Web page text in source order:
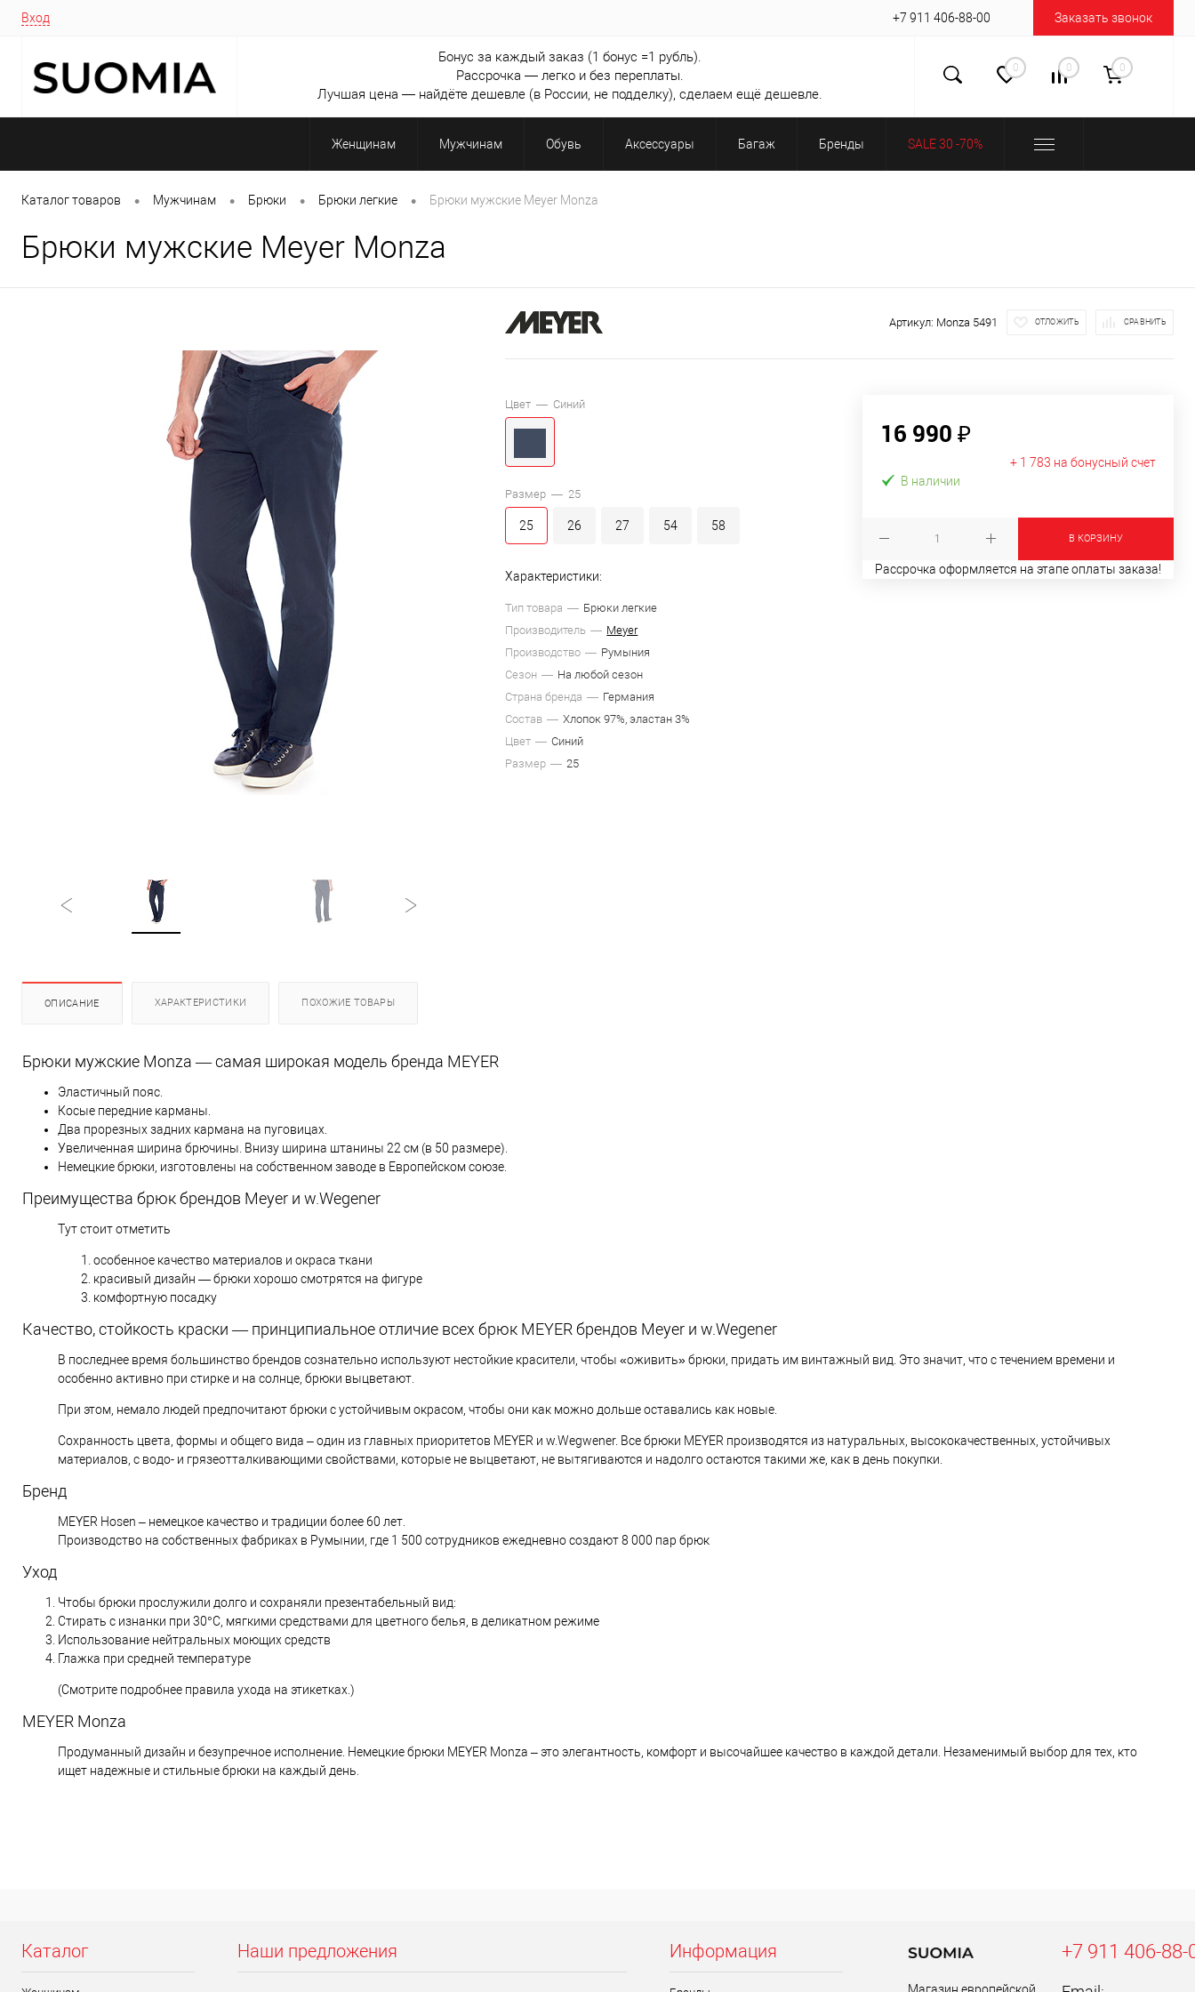
Вход +7 911 406-88-00 Заказать звонок
Бонус за каждый заказ (1 бонус =1 рубль).
Рассрочка — легко и без переплаты.
Лучшая цена — найдёте дешевле (в России, не подделку), сделаем ещё дешевле.
0 0 0
Женщинам Мужчинам Обувь Аксессуары Багаж Бренды SALE 30 -70%
Каталог товаров • Мужчинам • Брюки • Брюки легкие • Брюки мужские Meyer Monza
Брюки мужские Meyer Monza
Артикул: Monza 5491 ОТЛОЖИТЬ СРАВНИТЬ
Цвет — Синий
Размер —25
25 26 27 54 58
Характеристики:
Тип товара
Брюки легкие
Производитель
Meyer
Производство
Румыния
Сезон
На любой сезон
Страна бренда
Германия
Состав
Хлопок 97%, эластан 3%
Цвет
Синий
Размер
25
16 990 ₽
+ 1 783 на бонусный счет
В наличии
В КОРЗИНУ
Рассрочка оформляется на этапе оплаты заказа!
ОПИСАНИЕ ХАРАКТЕРИСТИКИ ПОХОЖИЕ ТОВАРЫ
Брюки мужские Monza — самая широкая модель бренда MEYER
Эластичный пояс.
Косые передние карманы.
Два прорезных задних кармана на пуговицах.
Увеличенная ширина брючины. Внизу ширина штанины 22 см (в 50 размере).
Немецкие брюки, изготовлены на собственном заводе в Европейском союзе.
Преимущества брюк брендов Meyer и w.Wegener
Тут стоит отметить
особенное качество материалов и окраса ткани
красивый дизайн — брюки хорошо смотрятся на фигуре
комфортную посадку
Качество, стойкость краски — принципиальное отличие всех брюк MEYER брендов Meyer и w.Wegener
В последнее время большинство брендов сознательно используют нестойкие красители, чтобы «оживить» брюки, придать им винтажный вид. Это значит, что с течением времени и
особенно активно при стирке и на солнце, брюки выцветают.
При этом, немало людей предпочитают брюки с устойчивым окрасом, чтобы они как можно дольше оставались как новые.
Сохранность цвета, формы и общего вида – один из главных приоритетов MEYER и w.Wegwener. Все брюки MEYER производятся из натуральных, высококачественных, устойчивых
материалов, с водо- и грязеотталкивающими свойствами, которые не выцветают, не вытягиваются и надолго остаются такими же, как в день покупки.
Бренд
MEYER Hosen – немецкое качество и традиции более 60 лет.
Производство на собственных фабриках в Румынии, где 1 500 сотрудников ежедневно создают 8 000 пар брюк
Уход
Чтобы брюки прослужили долго и сохраняли презентабельный вид:
Стирать с изнанки при 30°C, мягкими средствами для цветного белья, в деликатном режиме
Использование нейтральных моющих средств
Глажка при средней температуре
(Смотрите подробнее правила ухода на этикетках.)
MEYER Monza
Продуманный дизайн и безупречное исполнение. Немецкие брюки MEYER Monza – это элегантность, комфорт и высочайшее качество в каждой детали. Незаменимый выбор для тех, кто
ищет надежные и стильные брюки на каждый день.
Каталог Наши предложения Информация +7 911 406-88-